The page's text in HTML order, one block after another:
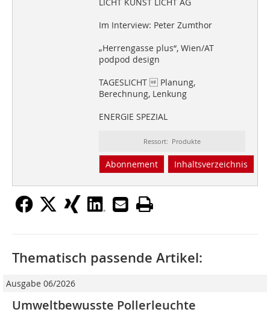
LICHT KUNST LICHT AG
Im Interview: Peter Zumthor
„Herrengasse plus“, Wien/AT
podpod design
TAGESLICHT  Planung,
Berechnung, Lenkung
ENERGIE SPEZIAL
Ressort: Produkte
Abonnement Inhaltsverzeichnis
Thematisch passende Artikel:
Ausgabe 06/2026
Umweltbewusste Pollerleuchte